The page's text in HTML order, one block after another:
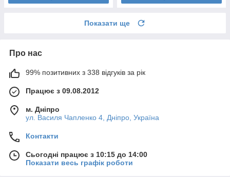
Показати ще
Про нас
99% позитивних з 338 відгуків за рік
Працює з 09.08.2012
м. Дніпро
ул. Василя Чапленко 4, Дніпро, Україна
Контакти
Сьогодні працює з 10:15 до 14:00
Показати весь графік роботи